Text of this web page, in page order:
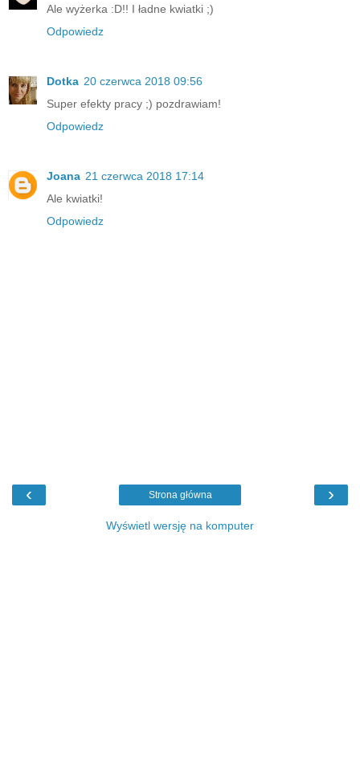
Ale wyżerka :D!! I ładne kwiatki ;)
Odpowiedz
Dotka 20 czerwca 2018 09:56
Super efekty pracy ;) pozdrawiam!
Odpowiedz
Joana 21 czerwca 2018 17:14
Ale kwiatki!
Odpowiedz
‹ ›
Strona główna
Wyświetl wersję na komputer